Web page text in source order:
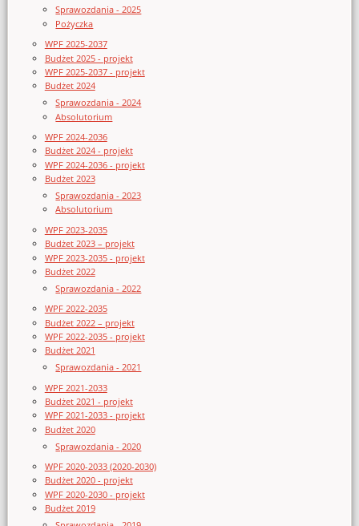
Sprawozdania - 2025
Pożyczka
WPF 2025-2037
Budżet 2025 - projekt
WPF 2025-2037 - projekt
Budżet 2024
Sprawozdania - 2024
Absolutorium
WPF 2024-2036
Budżet 2024 - projekt
WPF 2024-2036 - projekt
Budżet 2023
Sprawozdania - 2023
Absolutorium
WPF 2023-2035
Budżet 2023 – projekt
WPF 2023-2035 - projekt
Budżet 2022
Sprawozdania - 2022
WPF 2022-2035
Budżet 2022 – projekt
WPF 2022-2035 - projekt
Budżet 2021
Sprawozdania - 2021
WPF 2021-2033
Budżet 2021 - projekt
WPF 2021-2033 - projekt
Budżet 2020
Sprawozdania - 2020
WPF 2020-2033 (2020-2030)
Budżet 2020 - projekt
WPF 2020-2030 - projekt
Budżet 2019